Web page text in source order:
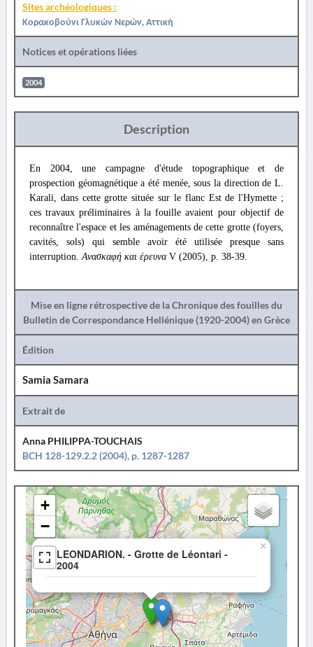
Sites archéologiques :
Κορακοβούνι Γλυκών Νερών, Αττική
Notices et opérations liées
2004
Description
En 2004, une campagne d'étude topographique et de
prospection géomagnétique a été menée, sous la direction de L.
Karali, dans cette grotte située sur le flanc Est de l'Hymette ;
ces travaux préliminaires à la fouille avaient pour objectif de
reconnaître l'espace et les aménagements de cette grotte (foyers,
cavités, sols) qui semble avoir été utilisée presque sans
interruption.Ανασκαφή και έρευναV (2005), p. 38-39.
Mise en ligne rétrospective de la Chronique des fouilles du
Bulletin de Correspondance Hellénique (1920-2004) en Grèce
Édition
Samia Samara
Extrait de
Anna PHILIPPA-TOUCHAIS
BCH 128-129.2.2 (2004), p. 1287-1287
LEONDARION. - Grotte de Léontari -
2004
×
+
−